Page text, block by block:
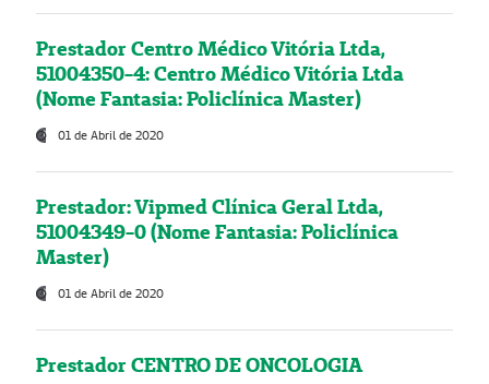
Prestador Centro Médico Vitória Ltda,
51004350-4: Centro Médico Vitória Ltda
(Nome Fantasia: Policlínica Master)
01 de Abril de 2020
Prestador: Vipmed Clínica Geral Ltda,
51004349-0 (Nome Fantasia: Policlínica
Master)
01 de Abril de 2020
Prestador CENTRO DE ONCOLOGIA